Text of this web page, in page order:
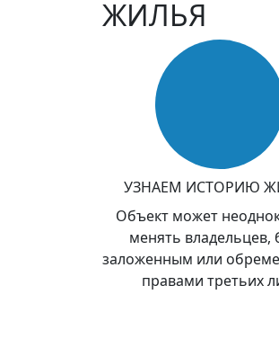
ЖИЛЬЯ
УЗНАЕМ ИСТОРИЮ
Объект может
менять владельцев,
заложенным или
правами третьих